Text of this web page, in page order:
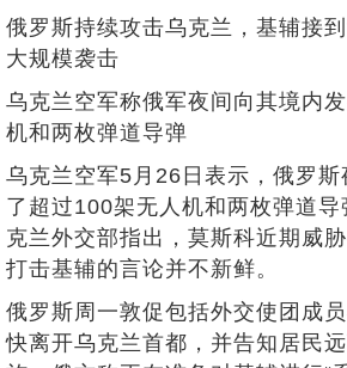
俄罗斯持续攻击乌克兰，基辅接
大规模袭击
乌克兰空军称俄军夜间向其境内
机和两枚弹道导弹
乌克兰空军5月26日表示，俄罗
了超过100架无人机和两枚弹道
克兰外交部指出，莫斯科近期威
打击基辅的言论并不新鲜。
俄罗斯周一敦促包括外交使团成
快离开乌克兰首都，并告知居民